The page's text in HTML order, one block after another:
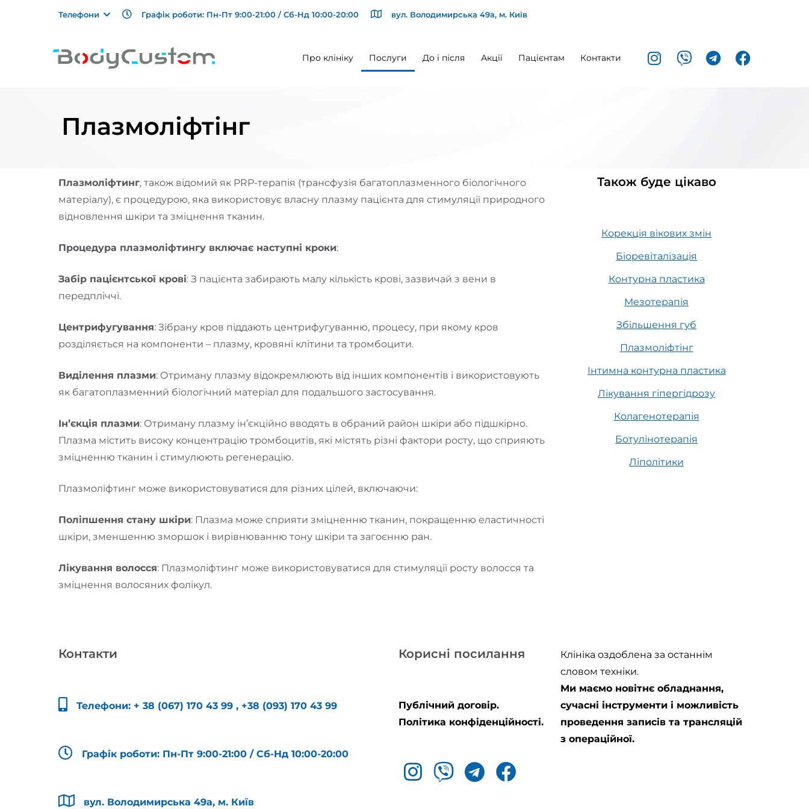
Телефони Графік роботи: Пн-Пт 9:00-21:00 / Сб-Нд 10:00-20:00 вул. Володимирська 49а, м. Київ
Про клініку Послуги До і після Акції Пацієнтам Контакти
Плазмоліфтінг
Плазмоліфтинг, також відомий як PRP-терапія (трансфузія багатоплазменного біологічного
матеріалу), є процедурою, яка використовує власну плазму пацієнта для стимуляції природного
відновлення шкіри та зміцнення тканин.
Процедура плазмоліфтингу включає наступні кроки:
Забір пацієнтської крові: З пацієнта забирають малу кількість крові, зазвичай з вени в
передпліччі.
Центрифугування: Зібрану кров піддають центрифугуванню, процесу, при якому кров
розділяється на компоненти – плазму, кровяні клітини та тромбоцити.
Виділення плазми: Отриману плазму відокремлюють від інших компонентів і використовують
як багатоплазменний біологічний матеріал для подальшого застосування.
Ін’єкція плазми: Отриману плазму ін’єкційно вводять в обраний район шкіри або підшкірно.
Плазма містить високу концентрацію тромбоцитів, які містять різні фактори росту, що сприяють
зміцненню тканин і стимулюють регенерацію.
Плазмоліфтинг може використовуватися для різних цілей, включаючи:
Поліпшення стану шкіри: Плазма може сприяти зміцненню тканин, покращенню еластичності
шкіри, зменшенню зморшок і вирівнюванню тону шкіри та загоєнню ран.
Лікування волосся: Плазмоліфтинг може використовуватися для стимуляції росту волосся та
зміцнення волосяних фолікул.
Також буде цікаво
Корекція вікових змін
Біоревіталізація
Контурна пластика
Мезотерапія
Збільшення губ
Плазмоліфтінг
Інтимна контурна пластика
Лікування гіпергідрозу
Колагенотерапія
Ботулінотерапія
Ліполітики
Контакти
Телефони: + 38 (067) 170 43 99 , +38 (093) 170 43 99
Графік роботи: Пн-Пт 9:00-21:00 / Сб-Нд 10:00-20:00
вул. Володимирська 49а, м. Київ
Корисні посилання
Публічний договір.
Політика конфіденційності.
Клініка оздоблена за останнім
словом техніки.
Ми маємо новітнє обладнання,
сучасні інструменти і можливість
проведення записів та трансляцій
з операційної.